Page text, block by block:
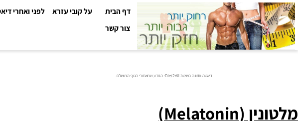
דף הבית על קובי עזרא לפני ואחרי דיאטה
צור קשר
דיאטה ותזונה בשיטת Diet2All: המדע שמאחורי הגוף המושלם.